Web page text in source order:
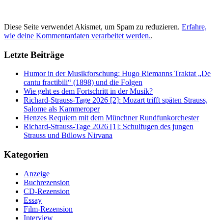
Diese Seite verwendet Akismet, um Spam zu reduzieren. Erfahre,
wie deine Kommentardaten verarbeitet werden..
Letzte Beiträge
Humor in der Musikforschung: Hugo Riemanns Traktat „De
cantu fractibili“ (1898) und die Folgen
Wie geht es dem Fortschritt in der Musik?
Richard-Strauss-Tage 2026 [2]: Mozart trifft späten Strauss,
Salome als Kammeroper
Henzes Requiem mit dem Münchner Rundfunkorchester
Richard-Strauss-Tage 2026 [1]: Schulfugen des jungen
Strauss und Bülows Nirvana
Kategorien
Anzeige
Buchrezension
CD-Rezension
Essay
Film-Rezension
Interview